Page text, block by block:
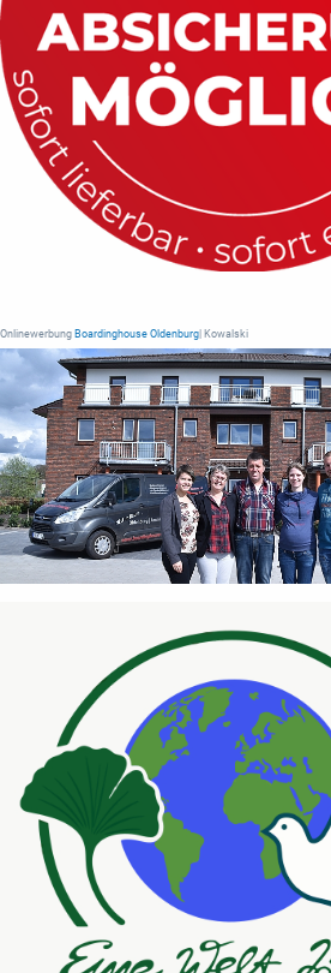
Onlinewerbung Boardinghouse Oldenburg | Kowalski